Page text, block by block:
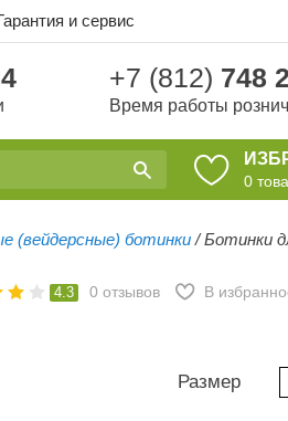
и сервис
+7 (812) 748
Время работы
0
(вейдерсные) ботинки /Ботинки
4.3 0 отзывов В
Размер